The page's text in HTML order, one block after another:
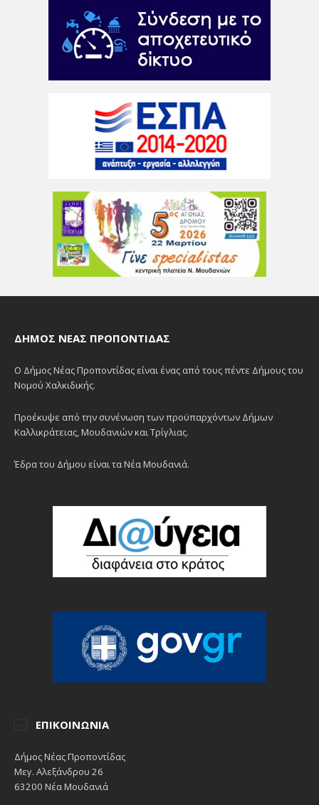
ΔΉΜΟΣ ΝΈΑΣ ΠΡΟΠΟΝΤΊΔΑΣ
Ο Δήμος Νέας Προποντίδας είναι ένας από τους πέντε Δήμους του
Νομού Χαλκιδικής.
Προέκυψε από την συνένωση των προϋπαρχόντων Δήμων
Καλλικράτειας, Μουδανιών και Τρίγλιας.
Έδρα του Δήμου είναι τα Νέα Μουδανιά.
ΕΠΙΚΟΙΝΩΝΊΑ
Δήμος Νέας Προποντίδας
Μεγ. Αλεξάνδρου 26
63200 Νέα Μουδανιά